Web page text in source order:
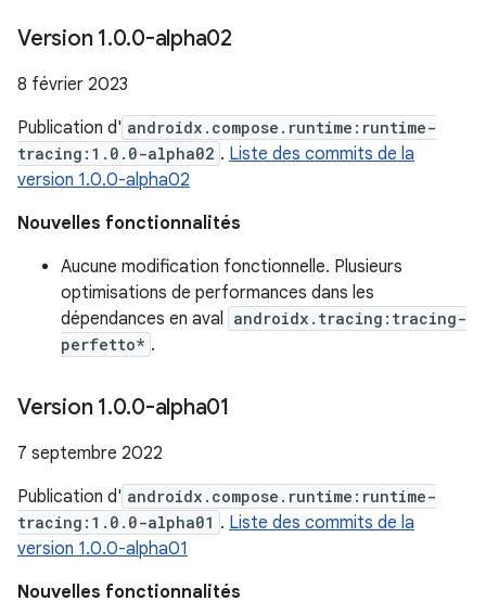
Version 1.0.0-alpha02
8 février 2023
Publication d' androidx.compose.runtime:runtime-
tracing:1.0.0-alpha02 . Liste des commits de la
version 1.0.0-alpha02
Nouvelles fonctionnalités
Aucune modification fonctionnelle. Plusieurs
optimisations de performances dans les
dépendances en aval androidx.tracing:tracing-
perfetto* .
Version 1.0.0-alpha01
7 septembre 2022
Publication d' androidx.compose.runtime:runtime-
tracing:1.0.0-alpha01 . Liste des commits de la
version 1.0.0-alpha01
Nouvelles fonctionnalités